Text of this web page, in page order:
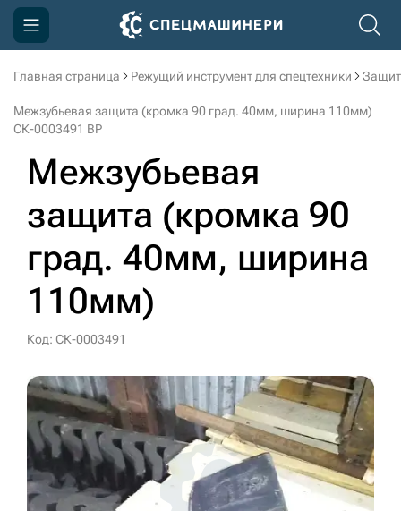
Главная страница Режущий инструмент для спецтехники
Межзубьевая защита (кромка 90 град. 40мм, ширина 110мм)
СК-0003491 BP
Межзубьевая
защита (кромка 90
град. 40мм, ширина
110мм)
Код: СК-0003491
Компания
Акции
Доставка и оплата
3D тур по производству
3D тур по складам
sksale@skdst.ru
+7 (499) 394-50-93